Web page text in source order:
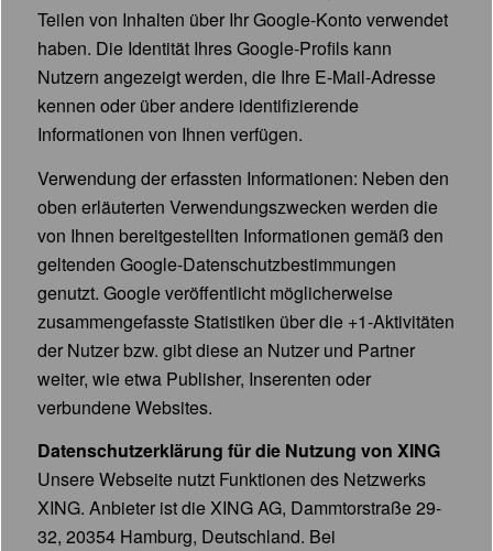
Teilen von Inhalten über Ihr Google-Konto verwendet
haben. Die Identität Ihres Google-Profils kann
Nutzern angezeigt werden, die Ihre E-Mail-Adresse
kennen oder über andere identifizierende
Informationen von Ihnen verfügen.
Verwendung der erfassten Informationen: Neben den
oben erläuterten Verwendungszwecken werden die
von Ihnen bereitgestellten Informationen gemäß den
geltenden Google-Datenschutzbestimmungen
genutzt. Google veröffentlicht möglicherweise
zusammengefasste Statistiken über die +1-Aktivitäten
der Nutzer bzw. gibt diese an Nutzer und Partner
weiter, wie etwa Publisher, Inserenten oder
verbundene Websites.
Datenschutzerklärung für die Nutzung von XING
Unsere Webseite nutzt Funktionen des Netzwerks
XING. Anbieter ist die XING AG, Dammtorstraße 29-
32, 20354 Hamburg, Deutschland. Bei